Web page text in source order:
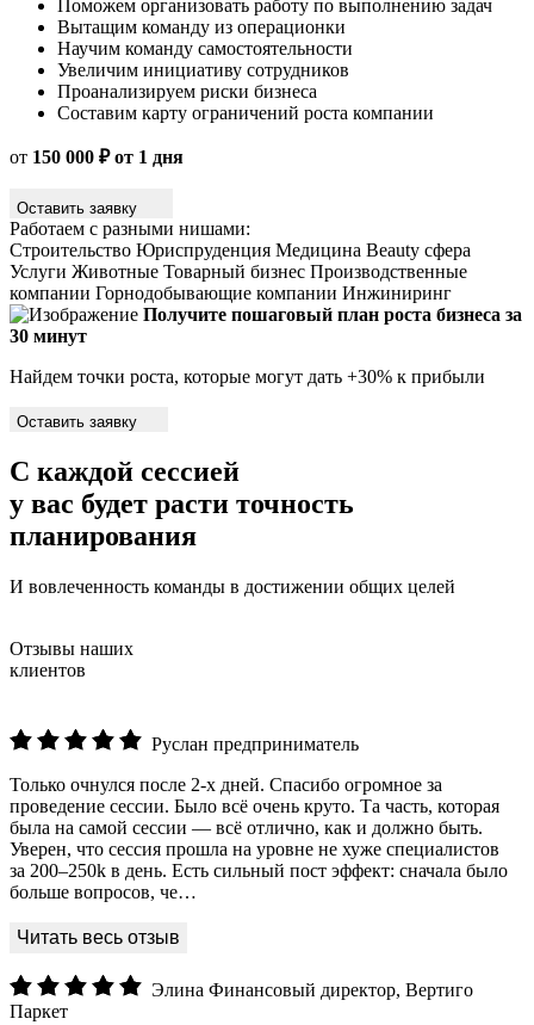
Поможем организовать работу по выполнению задач
Вытащим команду из операционки
Научим команду самостоятельности
Увеличим инициативу сотрудников
Проанализируем риски бизнеса
Составим карту ограничений роста компании
от 150 000 ₽ от 1 дня
Оставить заявку
Работаем с разными нишами:
Строительство Юриспруденция Медицина Beauty сфера
Услуги Животные Товарный бизнес Производственные
компании Горнодобывающие компании Инжиниринг
Получите пошаговый план роста бизнеса за
30 минут
Найдем точки роста, которые могут дать +30% к прибыли
Оставить заявку
С каждой сессией
у вас будет расти точность
планирования
И вовлеченность команды в достижении общих целей
Отзывы наших
клиентов
Руслан предприниматель
Только очнулся после 2-х дней. Спасибо огромное за
проведение сессии. Было всё очень круто. Та часть, которая
была на самой сессии — всё отлично, как и должно быть.
Уверен, что сессия прошла на уровне не хуже специалистов
за 200–250k в день. Есть сильный пост эффект: сначала было
больше вопросов, че…
Элина Финансовый директор, Вертиго
Паркет